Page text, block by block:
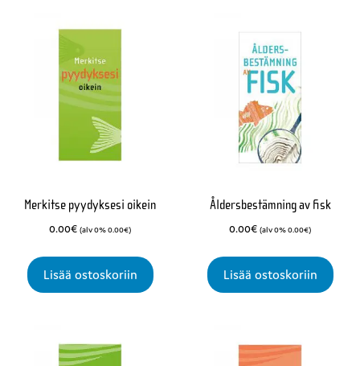
Merkitse pyydyksesi oikein
0.00€ (alv 0%0.00€)
Lisää ostoskoriin
Åldersbestämning av fisk
0.00€ (alv 0%0.00€)
Lisää ostoskoriin